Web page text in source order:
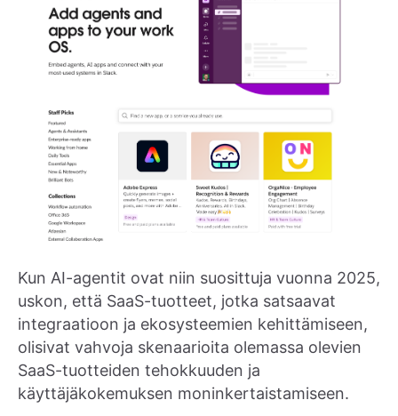
Kun AI-agentit ovat niin suosittuja vuonna 2025,
uskon, että SaaS-tuotteet, jotka satsaavat
integraatioon ja ekosysteemien kehittämiseen,
olisivat vahvoja skenaarioita olemassa olevien
SaaS-tuotteiden tehokkuuden ja
käyttäjäkokemuksen moninkertaistamiseen.